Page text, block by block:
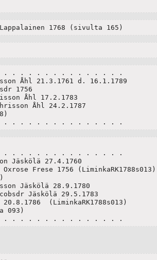
Lappalainen 1768 (sivulta 165)
. . . . . . . . . . . . . . .
Åhl 21.3.1761 d. 16.1.1789
1756
Åhl 17.2.1783
Åhl 24.2.1787
. . . . . . . . . . . . . . .
. . . . . . . . . . . . . . .
Jäskölä 27.4.1760
Oxrose Frese 1756 (LiminkaRK1788s013)
Jäskölä 28.9.1780
Jäskölä 29.5.1783
(LiminkaRK1788s013)
093)
. . . . . . . . . . . . . . .